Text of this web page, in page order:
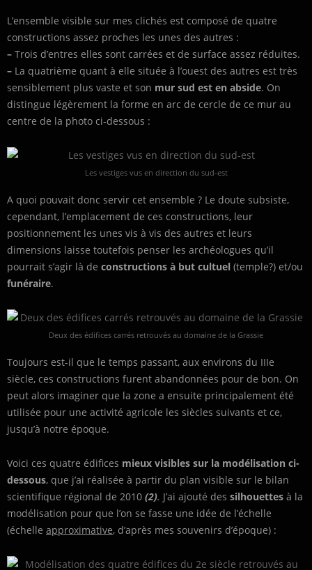
L’ensemble visible sur mes clichés est composé de quatre
constructions assez proches les unes des autres :
– Trois d’entres elles sont carrées et de surface assez réduites.
– La quatrième quant à elle située à l’ouest des autres est très
sensiblement plus vaste et son mur sud est en abside. On
distingue légèrement la forme en arc de cercle de ce mur au
centre de la photo ci-dessous :
Les vestiges vus en direction du sud-est
A quoi pouvait donc servir cet ensemble ? Le doute subsiste,
cependant, l’emplacement de ces constructions, leur
positionnement les unes vis à vis des autres et leurs
dimensions laisse toutefois penser les archéologues qu’il
pourrait s’agir là de constructions à but cultuel (temple?) et/ou
funéraire.
Deux des édifices carrés retrouvés au domaine de la Grassie
Toujours est-il que le temps passant, aux environs du IIIe
siècle, ces constructions furent abandonnées pour de bon. On
peut alors imaginer que la zone a ensuite principalement été
utilisée pour une activité agricole les siècles suivants et ce,
jusqu’à notre époque.
Voici ces quatre édifices mieux visibles sur la modélisation ci-
dessous, que j’ai réalisée à partir du plan visible sur le bilan
scientifique régional de 2010 (2). J’ai ajouté des silhouettes à la
modélisation pour que l’on se fasse une idée de l’échelle
(échelle approximative, d’après mes souvenirs d’époque) :